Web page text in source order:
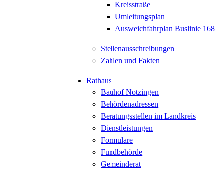
Kreisstraße
Umleitungsplan
Ausweichfahrplan Buslinie 168
Stellenausschreibungen
Zahlen und Fakten
Rathaus
Bauhof Notzingen
Behördenadressen
Beratungsstellen im Landkreis
Dienstleistungen
Formulare
Fundbehörde
Gemeinderat